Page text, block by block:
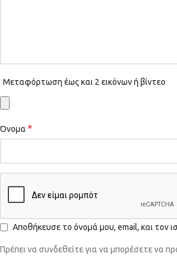
Μεταφόρτωση έως και 2 εικόνων ή βίντεο
Όνομα *
Αποθήκευσε το όνομά μου, email, και τον
Πρέπει να συνδεθείτε για να μπορέσετε να